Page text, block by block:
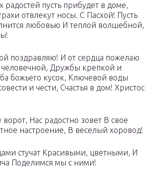
радостей пусть прибудет в доме,
отвлекут носы. С Пасхой! Пусть
любовью И теплой волшебной,
поздравляю! И от сердца пожелаю
Дружбы крепкой и
божьего кусок, Ключевой воды
и чести, Счастья в дом! Христос
ворот, Нас радостно зовет В свое
настроение, В веселый хоровод!
стучат Красивыми, цветными, И
Поделимся мы с ними!